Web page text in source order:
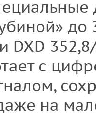
до
DXD
с
на